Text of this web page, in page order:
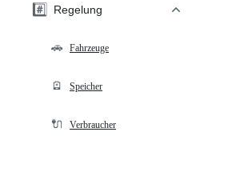
#️⃣ Regelung
🚗 Fahrzeuge
🪫 Speicher
🔌 Verbraucher